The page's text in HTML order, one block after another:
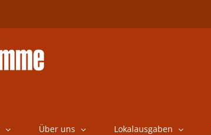
Über uns Lokalausgaben